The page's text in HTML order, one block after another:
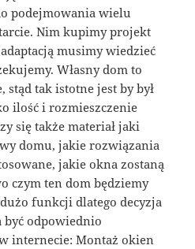
podejmowania wielu
Nim kupimy projekt
musimy wiedzieć
Własny dom to
stąd tak istotne jest by był
ilość i rozmieszczenie
się także materiał jaki
domu, jakie rozwiązania
jakie okna zostaną
czym ten dom będziemy
funkcji dlatego decyzja
odpowiednio
internecie: Montaż okien